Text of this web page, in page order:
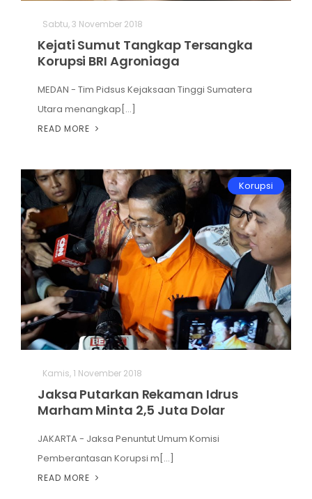
Hiburan
Olahraga
Advertorial
Opini
Sabtu, 3 November 2018
Kejati Sumut Tangkap Tersangka
Korupsi BRI Agroniaga
MEDAN - Tim Pidsus Kejaksaan Tinggi Sumatera
Utara menangkap[...]
READ MORE
Korupsi
Kamis, 1 November 2018
Jaksa Putarkan Rekaman Idrus
Marham Minta 2,5 Juta Dolar
JAKARTA - Jaksa Penuntut Umum Komisi
Pemberantasan Korupsi m[...]
READ MORE